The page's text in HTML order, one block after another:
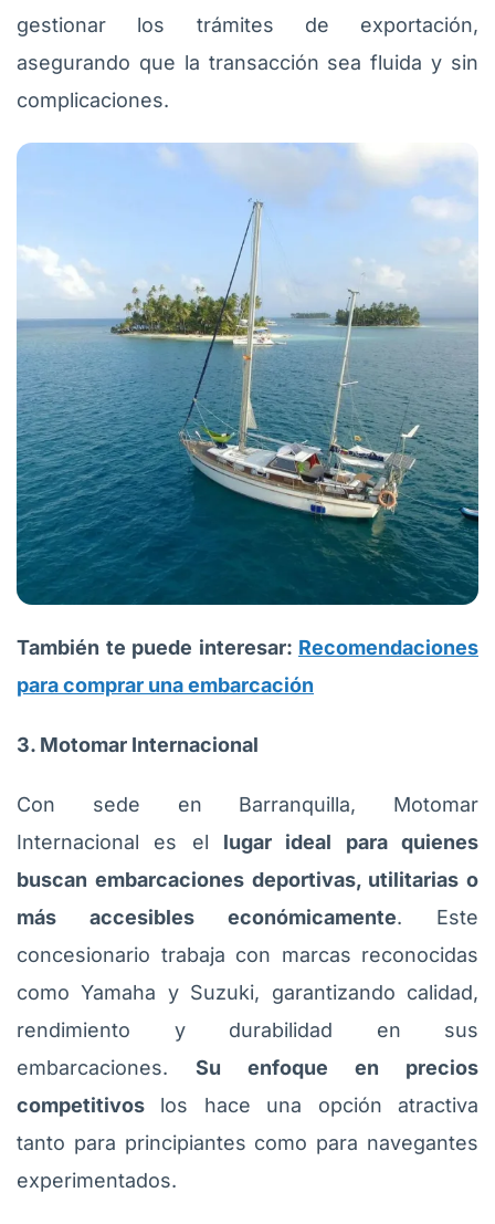
gestionar los trámites de exportación,
asegurando que la transacción sea fluida y sin
complicaciones.
También te puede interesar: Recomendaciones
para comprar una embarcación
3. Motomar Internacional
Con sede en Barranquilla, Motomar
Internacional es el lugar ideal para quienes
buscan embarcaciones deportivas, utilitarias o
más accesibles económicamente. Este
concesionario trabaja con marcas reconocidas
como Yamaha y Suzuki, garantizando calidad,
rendimiento y durabilidad en sus
embarcaciones. Su enfoque en precios
competitivos los hace una opción atractiva
tanto para principiantes como para navegantes
experimentados.